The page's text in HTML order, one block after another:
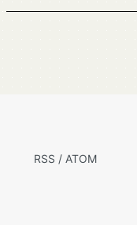
RSS / ATOM